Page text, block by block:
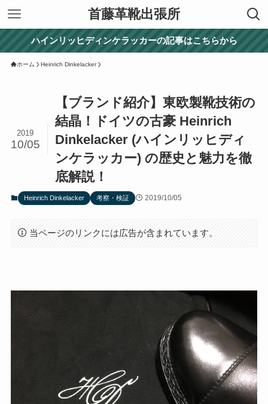
首藤革靴出張所
ハインリッヒディンケラッカーの記事はこちらから
ホーム Heinrich Dinkelacker
【ブランド紹介】東欧製靴技術の
結晶！ドイツの古豪 Heinrich
Dinkelacker (ハインリッヒディ
ンケラッカー) の歴史と魅力を徹
底解説！
2019
10/05
Heinrich Dinkelacker 考察・検証 2019/10/05
当ページのリンクには広告が含まれています。